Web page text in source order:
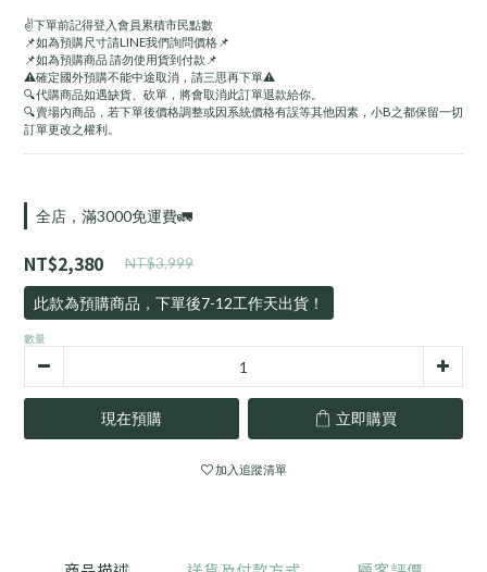
✌️下單前記得登入會員累積市民點數
📌如為預購尺寸請LINE我們詢問價格📌
📌如為預購商品 請勿使用貨到付款📌
⚠️確定國外預購不能中途取消，請三思再下單⚠️
🔍代購商品如遇缺貨、砍單，將會取消此訂單退款給你。
🔍賣場內商品，若下單後價格調整或因系統價格有誤等其他因素，小B之都保留一切
訂單更改之權利。
全店，滿3000免運費🚛
NT$2,380 NT$3,999
此款為預購商品，下單後7-12工作天出貨！
數量
現在預購 立即購買
加入追蹤清單